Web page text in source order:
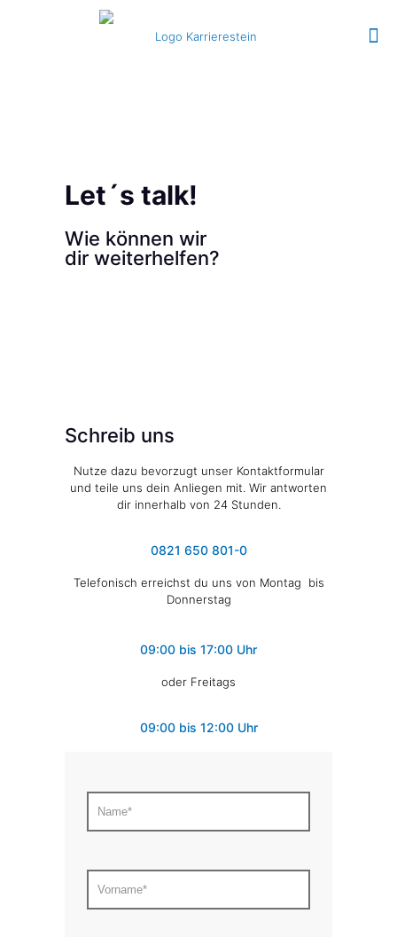
Let´s talk!
Wie können wir
dir weiterhelfen?
Schreib uns
Nutze dazu bevorzugt unser Kontaktformular
und teile uns dein Anliegen mit. Wir antworten
dir innerhalb von 24 Stunden.
0821 650 801-0
Telefonisch erreichst du uns von Montag bis
Donnerstag
09:00 bis 17:00 Uhr
oder Freitags
09:00 bis 12:00 Uhr